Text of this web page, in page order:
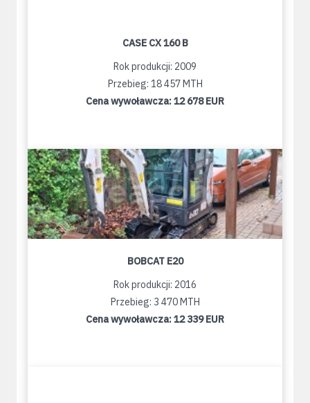
CASE CX 160 B
Rok produkcji: 2009
Przebieg: 18 457 MTH
Cena wywoławcza:12 678 EUR
BOBCAT E20
Rok produkcji: 2016
Przebieg: 3 470 MTH
Cena wywoławcza:12 339 EUR